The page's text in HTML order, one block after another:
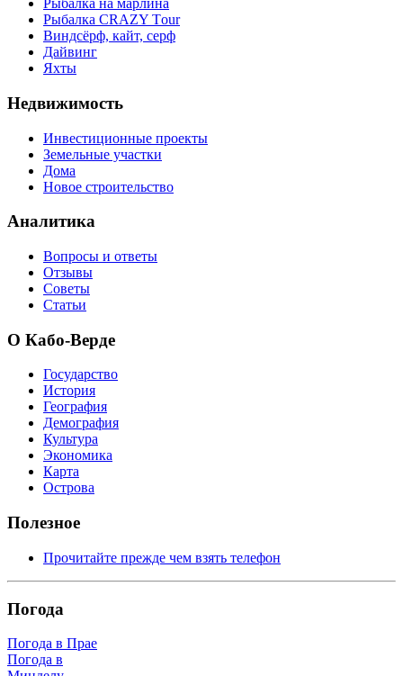
Рыбалка на марлина
Рыбалка CRAZY Тour
Виндсёрф, кайт, серф
Дайвинг
Яхты
Недвижимость
Инвестиционные проекты
Земельные участки
Дома
Новое строительство
Аналитика
Вопросы и ответы
Отзывы
Советы
Статьи
О Кабо-Верде
Государство
История
География
Демография
Культура
Экономика
Карта
Острова
Полезное
Прочитайте прежде чем взять телефон
Погода
Погода в Прае
Погода в